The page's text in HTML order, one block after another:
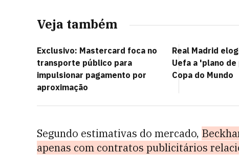
Veja também
Exclusivo: Mastercard foca no
transporte público para
impulsionar pagamento por
aproximação
Real Madrid
Uefa a 'plano
Copa do Mundo
Segundo estimativas do mercado,
apenas com contratos publicitários